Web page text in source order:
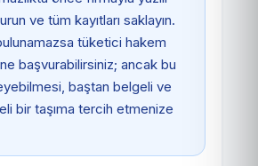
ve tüm kayıtları saklayın.
tüketici hakem
başvurabilirsiniz; ancak bu
baştan belgeli ve
bir taşıma tercih etmenize